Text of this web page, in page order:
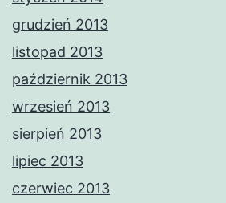
grudzień 2013
listopad 2013
październik 2013
wrzesień 2013
sierpień 2013
lipiec 2013
czerwiec 2013